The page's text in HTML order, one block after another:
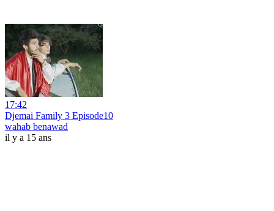
17:42
Djemai Family 3 Episode10
wahab benawad
il y a 15 ans